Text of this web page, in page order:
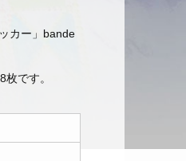
カー」bande
です。